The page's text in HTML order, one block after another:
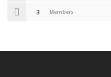
3 Members